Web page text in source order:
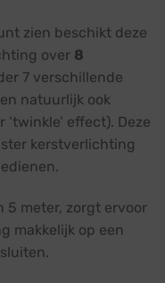
zien beschikt deze
over 8
7 verschillende
natuurlijk ook
’twinkle’ effect). Deze
kerstverlichting
5 meter, zorgt ervoor
makkelijk op een